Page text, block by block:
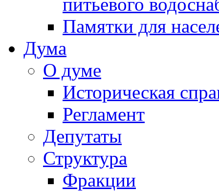
Памятки для
Дума
О думе
Историческая
Регламент
Депутаты
Структура
Фракции